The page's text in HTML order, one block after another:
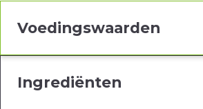
Voedingswaarden
Ingrediënten